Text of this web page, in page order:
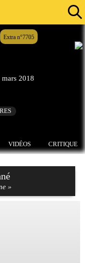
Extra n°7705
mars 2018
VIDÉOS CRITIQUE
»